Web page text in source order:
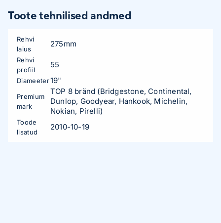
Toote tehnilised andmed
Rehvi
laius
275mm
Rehvi
profiil
55
Diameeter19"
Premium
mark
TOP 8 bränd (Bridgestone, Continental,
Dunlop, Goodyear, Hankook, Michelin,
Nokian, Pirelli)
Toode
lisatud
2010-10-19